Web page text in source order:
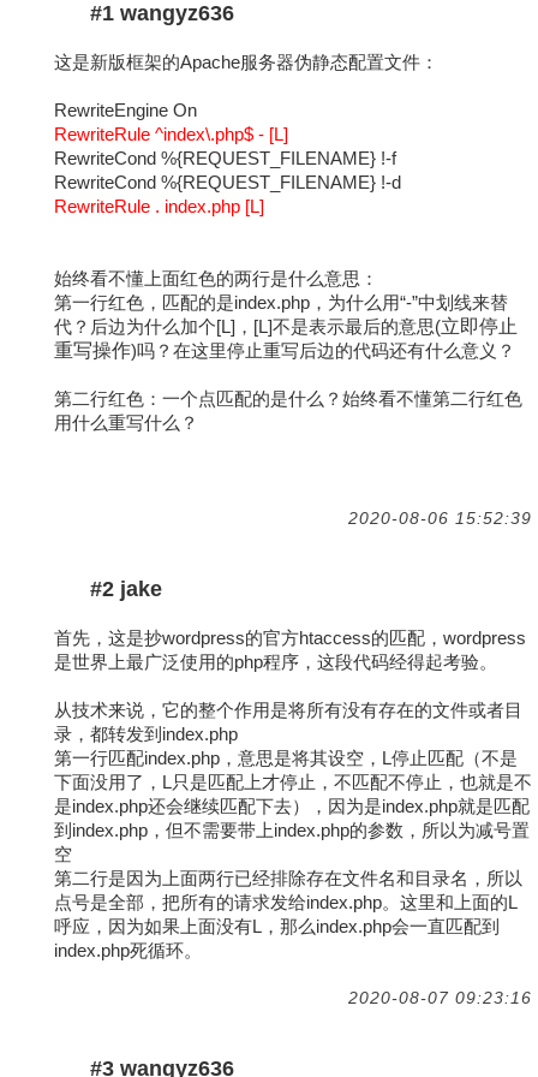
#1 wangyz636
这是新版框架的Apache服务器伪静态配置文件：
RewriteEngine On
RewriteRule ^index\.php$ - [L]
RewriteCond %{REQUEST_FILENAME} !-f
RewriteCond %{REQUEST_FILENAME} !-d
RewriteRule . index.php [L]
始终看不懂上面红色的两行是什么意思：
第一行红色，匹配的是index.php，为什么用“-”中划线来替
代？后边为什么加个[L]，[L]不是表示最后的意思(立即停止
重写操作)吗？在这里停止重写后边的代码还有什么意义？
第二行红色：一个点匹配的是什么？始终看不懂第二行红色
用什么重写什么？
2020-08-06 15:52:39
#2 jake
首先，这是抄wordpress的官方htaccess的匹配，wordpress
是世界上最广泛使用的php程序，这段代码经得起考验。
从技术来说，它的整个作用是将所有没有存在的文件或者目
录，都转发到index.php
第一行匹配index.php，意思是将其设空，L停止匹配（不是
下面没用了，L只是匹配上才停止，不匹配不停止，也就是不
是index.php还会继续匹配下去），因为是index.php就是匹配
到index.php，但不需要带上index.php的参数，所以为减号置
空
第二行是因为上面两行已经排除存在文件名和目录名，所以
点号是全部，把所有的请求发给index.php。这里和上面的L
呼应，因为如果上面没有L，那么index.php会一直匹配到
index.php死循环。
2020-08-07 09:23:16
#3 wangyz636